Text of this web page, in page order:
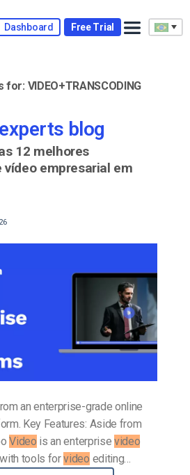
Dashboard Free Trial
for: VIDEO+TRANSCODING
blog
12 melhores
empresarial em
an enterprise-grade online
Key Features: Aside from
Video is an enterprise video
tools forvideo editing…